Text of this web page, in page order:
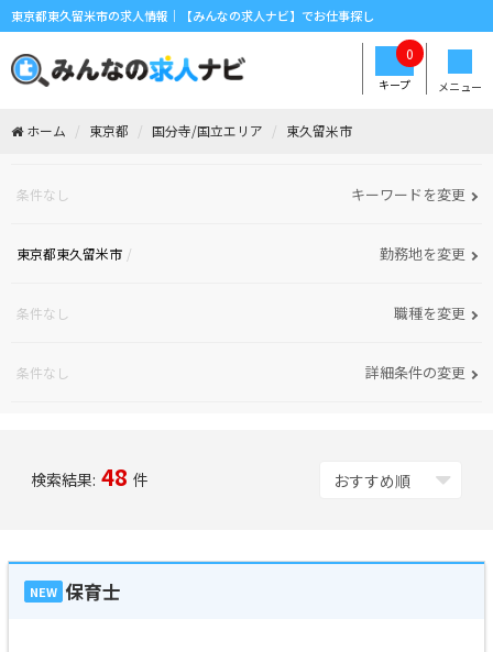
東京都東久留米市の求人情報｜【みんなの求人ナビ】でお仕事探し
メニュー
キープ
0
ホーム 東京都 国分寺/国立エリア 東久留米市
条件なし キーワードを変更
東京都東久留米市 勤務地を変更
条件なし 職種を変更
条件なし 詳細条件の変更
検索結果: 48 件
NEW 保育士